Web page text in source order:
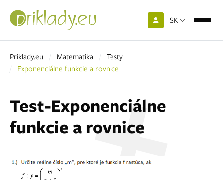
SK
Priklady.eu Matematika
Testy
Exponenciálne funkcie a rovnice
Test-Exponenciálne
funkcie a rovnice